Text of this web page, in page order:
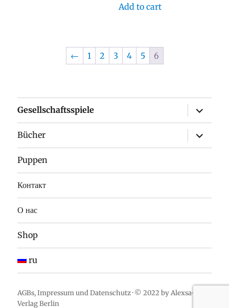
Add to cart
← 1 2 3 4 5 6
Gesellschaftsspiele
expand
child
menu
Bücher
expand
child
menu
Puppen
Контакт
О нас
Shop
ru
AGBs,ImpressumundDatenschutz· © 2022 by Alexsa-
Verlag Berlin